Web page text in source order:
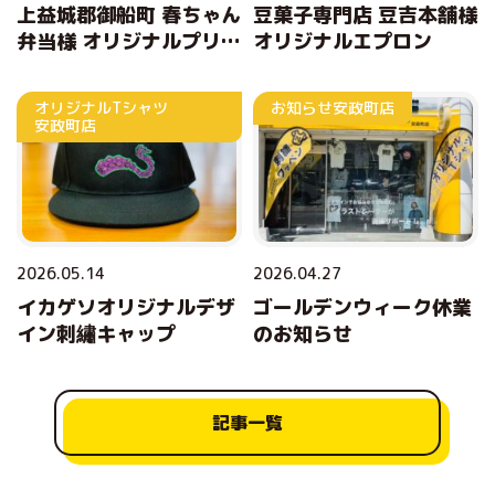
上益城郡御船町 春ちゃん
弁当様 オリジナルプリン
豆菓子専門店 豆吉本舗様
オリジナルエプロン
オリジナルTシャツ
安政町店
2026.05.14
イカゲソオリジナルデザ
イン刺繡キャップ
お知らせ安政町店
2026.04.27
ゴールデンウィーク休業
のお知らせ
記事一覧